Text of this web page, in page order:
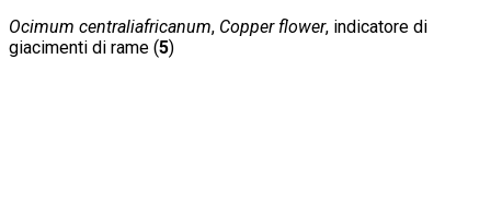
Ocimum centraliafricanum, Copper flower, indicatore di
giacimenti di rame (5)